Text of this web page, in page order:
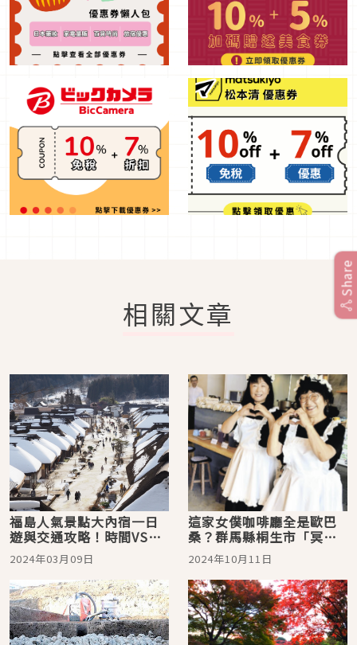
相關文章
福島人氣景點大內宿一日
遊與交通攻略！時間VS金
錢兩種玩法供你選
2024年03月09日
這家女僕咖啡廳全是歐巴
桑？群馬縣桐生市「冥
土」咖啡廳爆紅後竟有溫
馨小故事
2024年10月11日
Share